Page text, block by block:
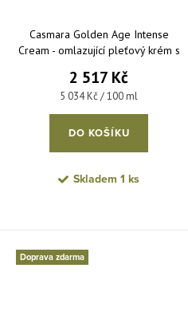
Casmara Golden Age Intense
Cream - omlazující pleťový krém s
2 517 Kč
Měrná cena:
5 034 Kč / 100 ml
DO KOŠÍKU
Skladem 1 ks
Doprava zdarma